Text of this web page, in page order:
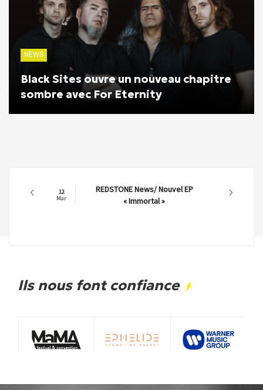
NEWS
Black Sites ouvre un nouveau chapitre
sombre avec For Eternity
12
Mar
REDSTONE News/ Nouvel EP
« Immortal »
Ils nous font confiance